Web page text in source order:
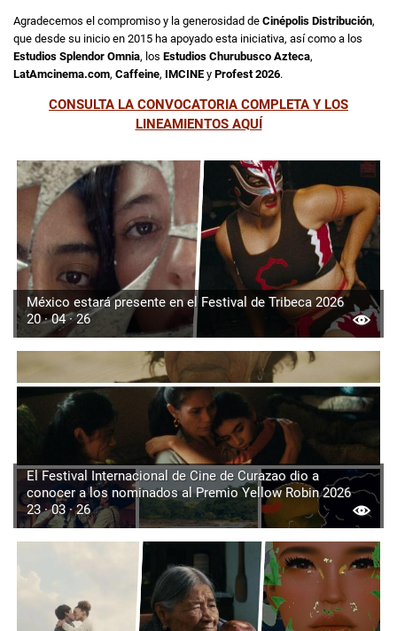
Agradecemos el compromiso y la generosidad de Cinépolis Distribución,
que desde su inicio en 2015 ha apoyado esta iniciativa, así como a los
Estudios Splendor Omnia, los Estudios Churubusco Azteca,
LatAmcinema.com, Caffeine, IMCINE y Profest 2026.
CONSULTA LA CONVOCATORIA COMPLETA Y LOS
LINEAMIENTOS AQUÍ
México estará presente en el Festival de Tribeca 2026
20 · 04 · 26
El Festival Internacional de Cine de Curazao dio a
conocer a los nominados al Premio Yellow Robin 2026
23 · 03 · 26